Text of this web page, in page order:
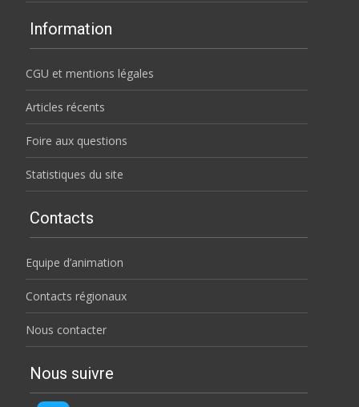
Information
CGU et mentions légales
Articles récents
Foire aux questions
Statistiques du site
Contacts
Equipe d’animation
Contacts régionaux
Nous contacter
Nous suivre